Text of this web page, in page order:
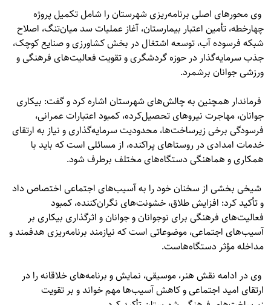
وی محورهای اصلی برنامه‌ریزی شهرستان را شامل تکمیل پروژه
چهارخطه، تأمین اعتبار بیمارستان، آغاز عملیات سد میان‌تنگ، اصلاح
شبکه فرسوده آب، توسعه اشتغال در بخش کشاورزی و صنایع کوچک،
جذب سرمایه‌گذار در حوزه گردشگری و تقویت فعالیت‌های فرهنگی و
ورزشی جوانان برشمرد.
فرماندار همچنین به چالش‌های شهرستان اشاره کرد و گفت: بیکاری
جوانان، مهاجرت نیروهای تحصیل‌کرده، کمبود اعتبارات عمرانی،
فرسودگی برخی زیرساخت‌ها، محدودیت سرمایه‌گذاری و نیاز به ارتقای
خدمات امدادی در روستاهای پراکنده، از مسائلی است که باید با
همکاری و هماهنگی دستگاه‌های مختلف برطرف شود.
شیخی بخشی از سخنان خود را به آسیب‌های اجتماعی اختصاص داد
و تأکید کرد: افزایش طلاق، خشونت‌های نگران‌کننده، کمبود
فعالیت‌های فرهنگی برای نوجوانان و جوانان و اثرگذاری بیکاری بر
آسیب‌های اجتماعی، موضوعاتی است که نیازمند برنامه‌ریزی هدفمند و
مداخله مؤثر دستگاه‌هاست.
وی در ادامه نقش هنر، موسیقی، نمایش و برنامه‌های خلاقانه را در
ارتقای امید اجتماعی و کاهش آسیب‌ها مهم خواند و بر تقویت